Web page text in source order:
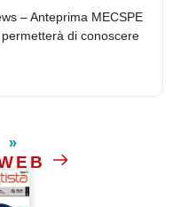
– Anteprima MECSPE
di conoscere
»